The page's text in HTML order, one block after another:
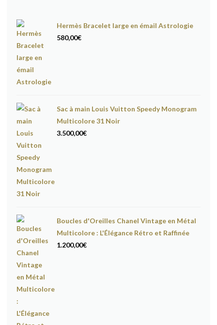
Hermès Bracelet large en émail Astrologie
580,00€
Sac à main Louis Vuitton Speedy Monogram
Multicolore 31 Noir
3.500,00€
Boucles d'Oreilles Chanel Vintage en Métal
Multicolore : L'Élégance Rétro et Raffinée
1.200,00€